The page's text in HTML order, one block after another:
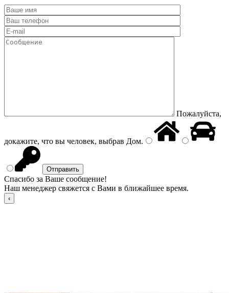
Пожалуйста,
докажите, что вы человек, выбрав Дом.
Спасибо за Ваше сообщение!
Наш менеджер свяжется с Вами в ближайшее время.